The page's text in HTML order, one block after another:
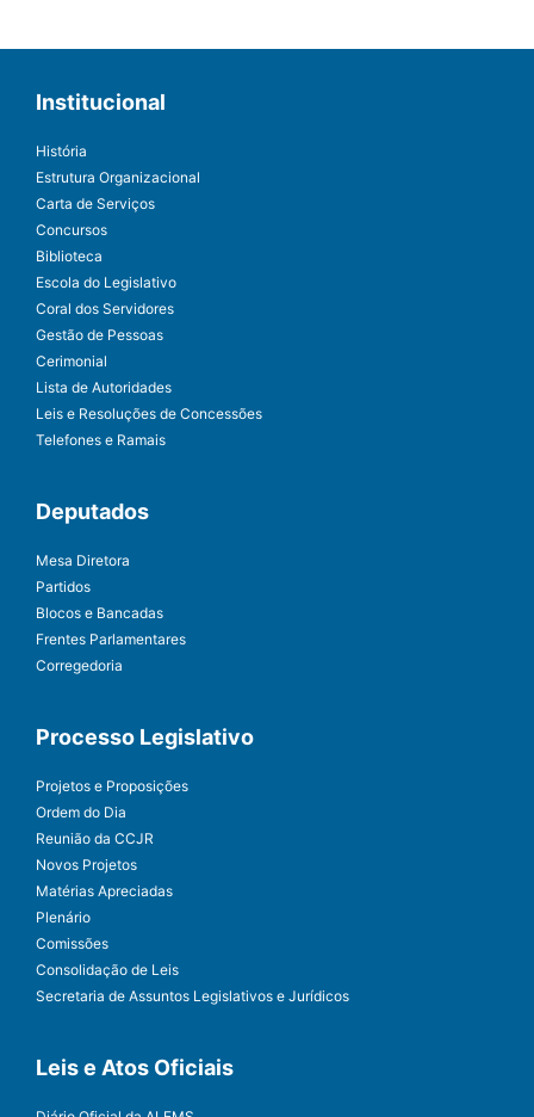
Institucional
História
Estrutura Organizacional
Carta de Serviços
Concursos
Biblioteca
Escola do Legislativo
Coral dos Servidores
Gestão de Pessoas
Cerimonial
Lista de Autoridades
Leis e Resoluções de Concessões
Telefones e Ramais
Deputados
Mesa Diretora
Partidos
Blocos e Bancadas
Frentes Parlamentares
Corregedoria
Processo Legislativo
Projetos e Proposições
Ordem do Dia
Reunião da CCJR
Novos Projetos
Matérias Apreciadas
Plenário
Comissões
Consolidação de Leis
Secretaria de Assuntos Legislativos e Jurídicos
Leis e Atos Oficiais